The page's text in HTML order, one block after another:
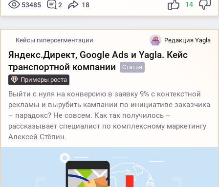
53485 2 18 14
Кейсы гиперсегментации Редакция Yagla
Яндекс.Директ, Google Ads и Yagla. Кейс
транспортной компании
Статья
Примеры роста
Выйти с нуля на конверсию в заявку 9% с контекстной
рекламы и вырубить кампании по инициативе заказчика
– парадокс? Не совсем. Как так получилось –
рассказывает специалист по комплексному маркетингу
Алексей Стёпин.